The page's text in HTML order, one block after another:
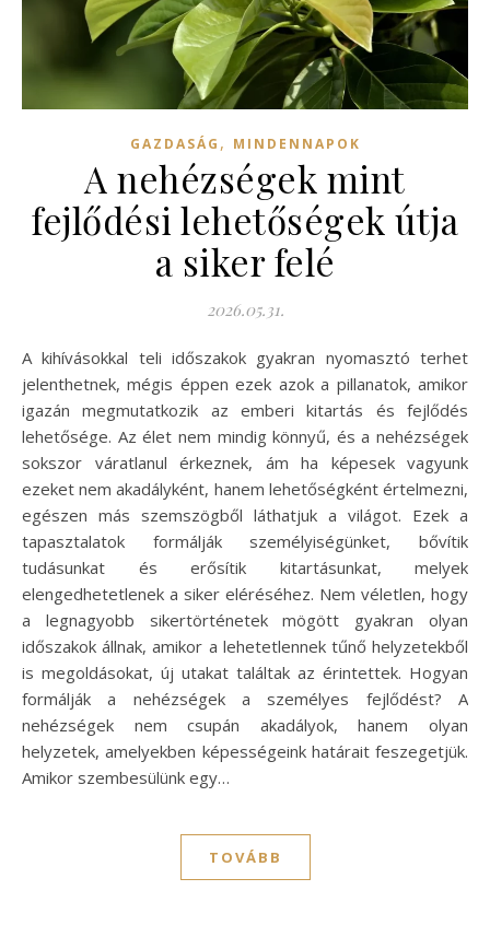
GAZDASÁG , MINDENNAPOK
A nehézségek mint
fejlődési lehetőségek útja
a siker felé
2026.05.31.
A kihívásokkal teli időszakok gyakran nyomasztó terhet
jelenthetnek, mégis éppen ezek azok a pillanatok, amikor
igazán megmutatkozik az emberi kitartás és fejlődés
lehetősége. Az élet nem mindig könnyű, és a nehézségek
sokszor váratlanul érkeznek, ám ha képesek vagyunk
ezeket nem akadályként, hanem lehetőségként értelmezni,
egészen más szemszögből láthatjuk a világot. Ezek a
tapasztalatok formálják személyiségünket, bővítik
tudásunkat és erősítik kitartásunkat, melyek
elengedhetetlenek a siker eléréséhez. Nem véletlen, hogy
a legnagyobb sikertörténetek mögött gyakran olyan
időszakok állnak, amikor a lehetetlennek tűnő helyzetekből
is megoldásokat, új utakat találtak az érintettek. Hogyan
formálják a nehézségek a személyes fejlődést? A
nehézségek nem csupán akadályok, hanem olyan
helyzetek, amelyekben képességeink határait feszegetjük.
Amikor szembesülünk egy…
TOVÁBB